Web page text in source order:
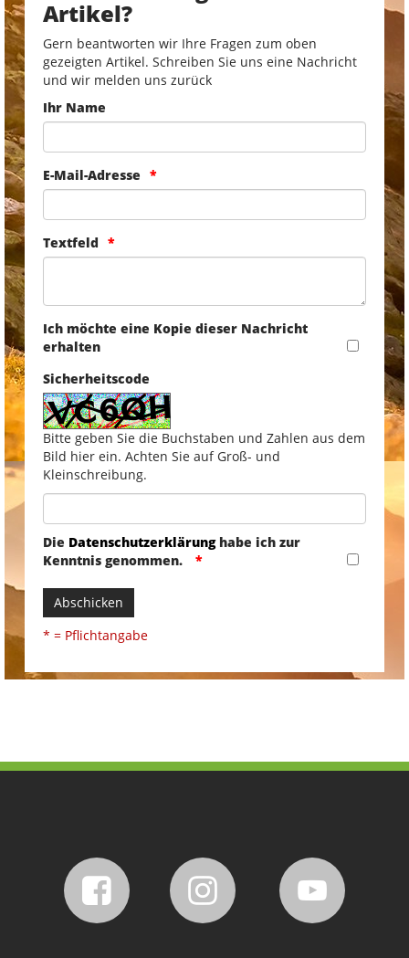
Artikel?
Gern beantworten wir Ihre Fragen zum oben
gezeigten Artikel. Schreiben Sie uns eine Nachricht
und wir melden uns zurück
Ihr Name
E-Mail-Adresse
Textfeld
Ich möchte eine Kopie dieser Nachricht
erhalten
Sicherheitscode
Bitte geben Sie die Buchstaben und Zahlen aus dem
Bild hier ein. Achten Sie auf Groß- und
Kleinschreibung.
Die Datenschutzerklärunghabe ich zur
Kenntnis genommen.
Abschicken
* = Pflichtangabe